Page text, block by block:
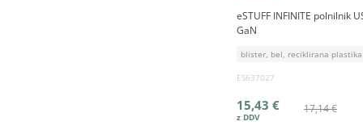
eSTUFF INFINITE polnilnik
GaN
blister, bel, reciklirana plastika
ES637027
17,14 €
15,43 €